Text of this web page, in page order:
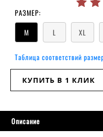
РАЗМЕР:
M
L XL
Таблица соответствий
КУПИТЬ В 1 КЛИК
Описание